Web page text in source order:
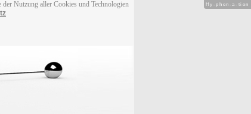
Nutzung aller Cookies und Technologien
Hy-phen-a-tion